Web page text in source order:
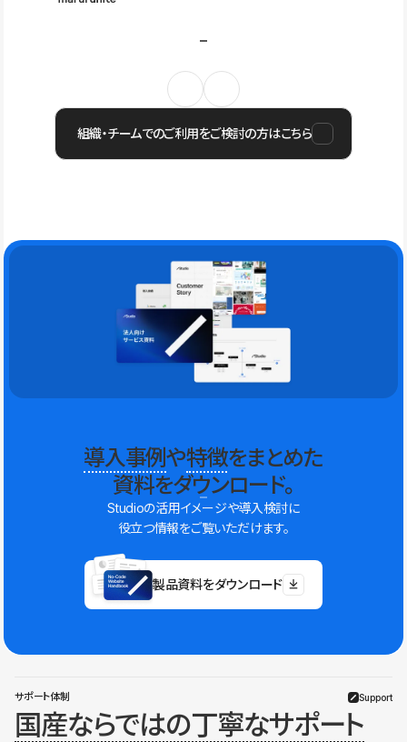
組織・チームでのご利用をご検討の方はこちら
導入事例や特徴をまとめた
資料をダウンロード。
Studioの活用イメージや導入検討に
役立つ情報をご覧いただけます。
製品資料をダウンロード
サポート体制 Support
国産ならではの丁寧なサポート